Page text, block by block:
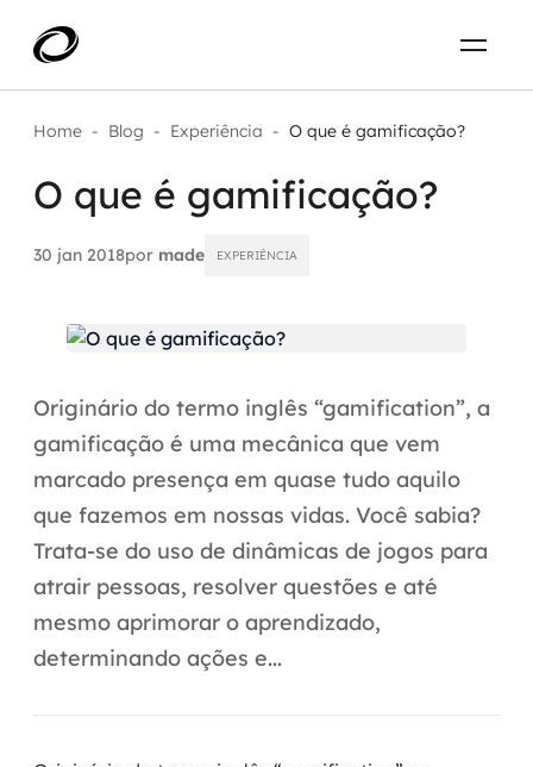
O que resolvemos
Aplicar IA com impacto real
Agentes de IA
Aceleradores de IA
Automação inteligente
Integração de IA
RPA e hiperautomação
Transformar dados em decisão
Projetos
Carreira
PT-BR
ENTRE EM CONTATO
Home - Blog - Experiência - O que é gamificação?
O que é gamificação?
30 jan 2018por made EXPERIÊNCIA
Originário do termo inglês “gamification”, a
gamificação é uma mecânica que vem
marcado presença em quase tudo aquilo
que fazemos em nossas vidas. Você sabia?
Trata-se do uso de dinâmicas de jogos para
atrair pessoas, resolver questões e até
mesmo aprimorar o aprendizado,
determinando ações e...